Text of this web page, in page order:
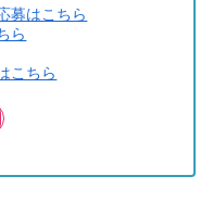
募はこちら
ら
こちら